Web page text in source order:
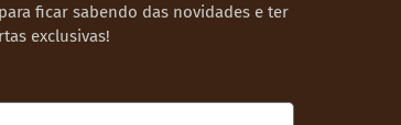
ficar sabendo das novidades e ter
exclusivas!